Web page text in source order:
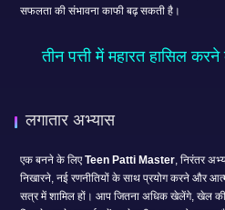
सफलता की संभावना काफी बढ़ सकती है।
तीन पत्ती में महारत हासिल
लगातार अभ्यास
एक बनने के लिएTeen Patti Master, निरंतर अभ्यास
निखारने, नई रणनीतियों के साथ प्रयोग करने और
सत्र में शामिल हों। आप जितना अधिक खेलेंगे, खेल की बारीकियों को उतना ही बेहतर समझेंगे,